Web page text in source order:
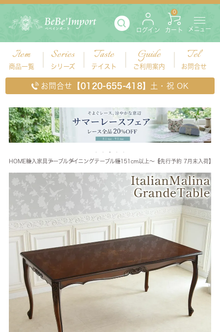
ログイン カート
0
メニュー
Item
商品一覧
Series
シリーズ
Taste
テイスト
Guide
ご利用案内
Tel
お問合せ
お問合せ 【0120-655-418】 土・祝 OK
HOME輸入家具 テーブルダイニングテーブル幅151cm以上～【先行予約 7月末入荷】